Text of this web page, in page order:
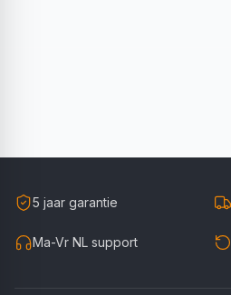
5 jaar garantie
Ma-Vr NL support